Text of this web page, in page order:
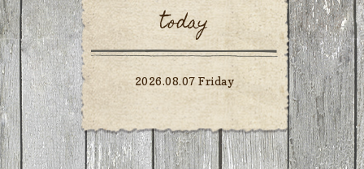
today
2026.08.07 Friday